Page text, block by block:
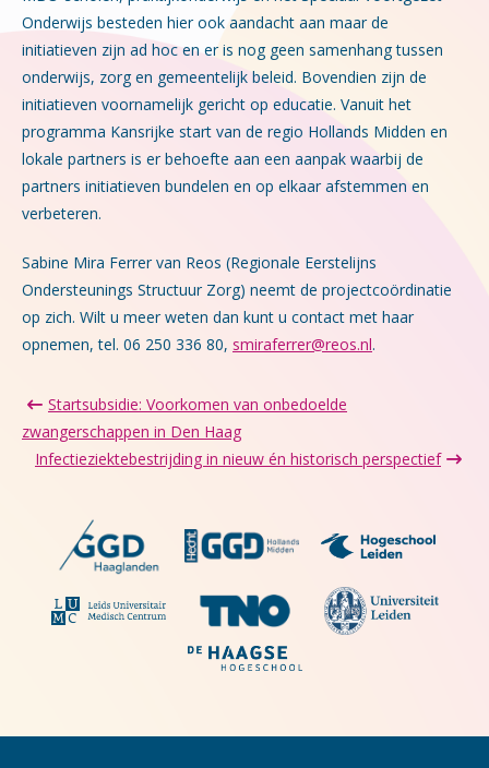
Onderwijs besteden hier ook aandacht aan maar de
initiatieven zijn ad hoc en er is nog geen samenhang tussen
onderwijs, zorg en gemeentelijk beleid. Bovendien zijn de
initiatieven voornamelijk gericht op educatie. Vanuit het
programma Kansrijke start van de regio Hollands Midden en
lokale partners is er behoefte aan een aanpak waarbij de
partners initiatieven bundelen en op elkaar afstemmen en
verbeteren.
Sabine Mira Ferrer van Reos (Regionale Eerstelijns
Ondersteunings Structuur Zorg) neemt de projectcoördinatie
op zich. Wilt u meer weten dan kunt u contact met haar
opnemen, tel. 06 250 336 80, smiraferrer@reos.nl.
Startsubsidie: Voorkomen van onbedoelde
zwangerschappen in Den Haag
Infectieziektebestrijding in nieuw én historisch perspectief